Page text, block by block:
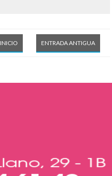
ENTRADA ANTIGUA
INICIO